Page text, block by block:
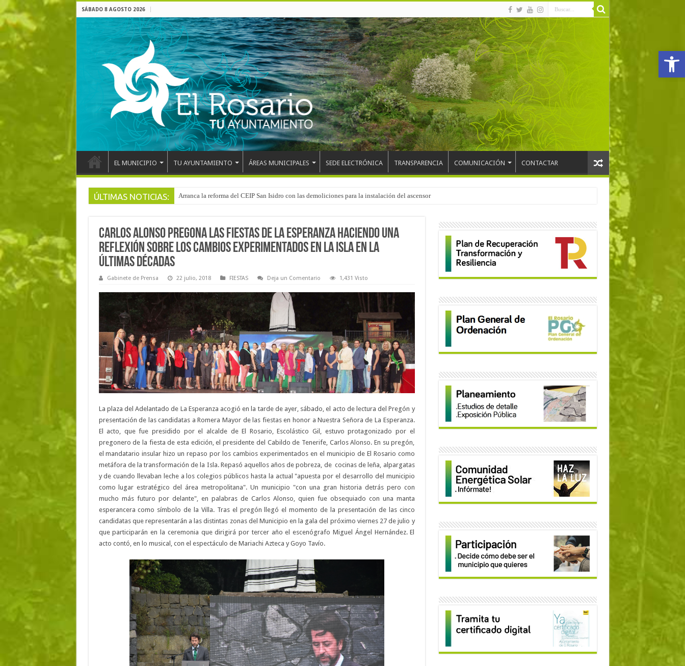
Abrir
SÁBADO 8 AGOSTO 2026
EL MUNICIPIO TU AYUNTAMIENTO ÁREAS MUNICIPALES SEDE ELECTRÓNICA TRANSPARENCIA COMUNICACIÓN CONTACTAR
ÚLTIMAS NOTICIAS: Arranca la reforma del CEIP San Isidro con las demoliciones para la instalación del ascensor
El pentacampeón del mundo, Maikel Melero, en el Freestyle Zombies de La Esperanza
Carlos Alonso pregona las fiestas de La Esperanza haciendo una
reflexión sobre los cambios experimentados en la Isla en la
últimas décadas
Gabinete de Prensa 22 julio, 2018 FIESTAS Deja un Comentario 1,431 Visto
La plaza del Adelantado de La Esperanza acogió en la tarde de ayer, sábado, el acto de lectura del Pregón y
presentación de las candidatas a Romera Mayor de las fiestas en honor a Nuestra Señora de La Esperanza.
El acto, que fue presidido por el alcalde de El Rosario, Escolástico Gil, estuvo protagonizado por el
pregonero de la fiesta de esta edición, el presidente del Cabildo de Tenerife, Carlos Alonso. En su pregón,
el mandatario insular hizo un repaso por los cambios experimentados en el municipio de El Rosario como
metáfora de la transformación de la Isla. Repasó aquellos años de pobreza, de cocinas de leña, alpargatas
y de cuando llevaban leche a los colegios públicos hasta la actual "apuesta por el desarrollo del municipio
como lugar estratégico del área metropolitana". Un municipio "con una gran historia detrás pero con
mucho más futuro por delante", en palabras de Carlos Alonso, quien fue obsequiado con una manta
esperancera como símbolo de la Villa. Tras el pregón llegó el momento de la presentación de las cinco
candidatas que representarán a las distintas zonas del Municipio en la gala del próximo viernes 27 de julio y
que participarán en la ceremonia que dirigirá por tercer año el escenógrafo Miguel Ángel Hernández. El
acto contó, en lo musical, con el espectáculo de Mariachi Azteca y Goyo Tavío.